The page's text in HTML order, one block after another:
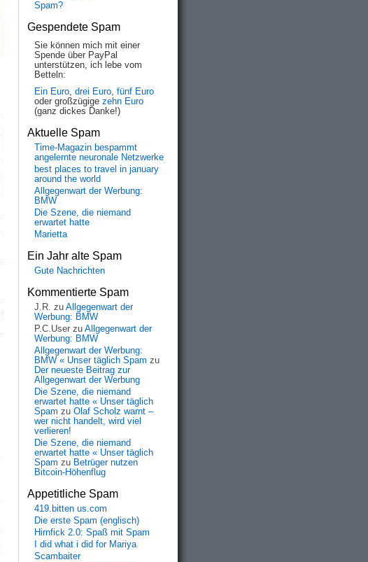
Spam?
Gespendete Spam
Sie können mich mit einer
Spende über PayPal
unterstützen, ich lebe vom
Betteln:
Ein Euro, drei Euro, fünf Euro
oder großzügige zehn Euro
(ganz dickes Danke!)
Aktuelle Spam
Time-Magazin bespammt
angelernte neuronale Netzwerke
best places to travel in january
around the world
Allgegenwart der Werbung:
BMW
Die Szene, die niemand
erwartet hatte
Marietta
Ein Jahr alte Spam
Gute Nachrichten
Kommentierte Spam
J.R. zu Allgegenwart der
Werbung: BMW
P.C.User zu Allgegenwart der
Werbung: BMW
Allgegenwart der Werbung:
BMW « Unser täglich Spam zu
Der neueste Beitrag zur
Allgegenwart der Werbung
Die Szene, die niemand
erwartet hatte « Unser täglich
Spam zu Olaf Scholz warnt –
wer nicht handelt, wird viel
verlieren!
Die Szene, die niemand
erwartet hatte « Unser täglich
Spam zu Betrüger nutzen
Bitcoin-Höhenflug
Appetitliche Spam
419.bitten us.com
Die erste Spam (englisch)
Hirnfick 2.0: Spaß mit Spam
I did what i did for Mariya
Scambaiter